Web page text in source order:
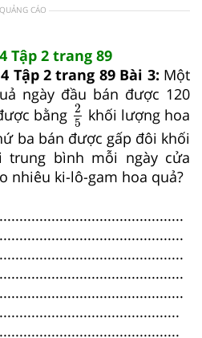
QUẢNG CÁO
Tập 2 trang 89
Tập 2 trang 89 Bài 3: Một
ngày đầu bán được 120
bằng 2
5
25khối lượng hoa
ba bán được gấp đôi khối
trung bình mỗi ngày cửa
nhiêu ki-lô-gam hoa quả?